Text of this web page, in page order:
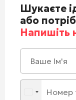
Шукаєте
або
Напишіть